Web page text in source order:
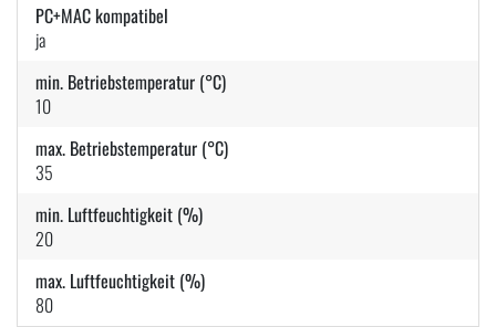
PC+MAC kompatibel
ja
min. Betriebstemperatur (°C)
10
max. Betriebstemperatur (°C)
35
min. Luftfeuchtigkeit (%)
20
max. Luftfeuchtigkeit (%)
80